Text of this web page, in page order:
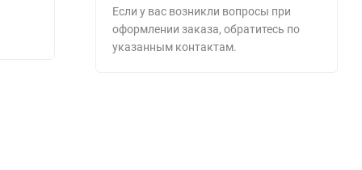
913 грн.
Если у вас возникли вопросы при
оформлении заказа, обратитесь по
указанным контактам.